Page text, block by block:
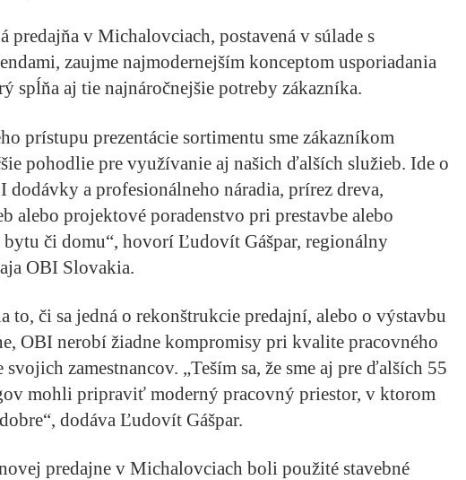
predajňa v Michalovciach, postavená v súlade s
zaujme najmodernejším konceptom usporiadania
spĺňa aj tie najnáročnejšie potreby zákazníka.
prístupu prezentácie sortimentu sme zákazníkom
pohodlie pre využívanie aj našich ďalších služieb. Ide o
dodávky a profesionálneho náradia, prírez dreva,
alebo projektové poradenstvo pri prestavbe alebo
či domu“, hovorí Ľudovít Gášpar, regionálny
OBI Slovakia.
to, či sa jedná o rekonštrukcie predajní, alebo o výstavbu
OBI nerobí žiadne kompromisy pri kvalite pracovného
svojich zamestnancov. „Teším sa, že sme aj pre ďalších 55
mohli pripraviť moderný pracovný priestor, v ktorom
dodáva Ľudovít Gášpar.
predajne v Michalovciach boli použité stavebné